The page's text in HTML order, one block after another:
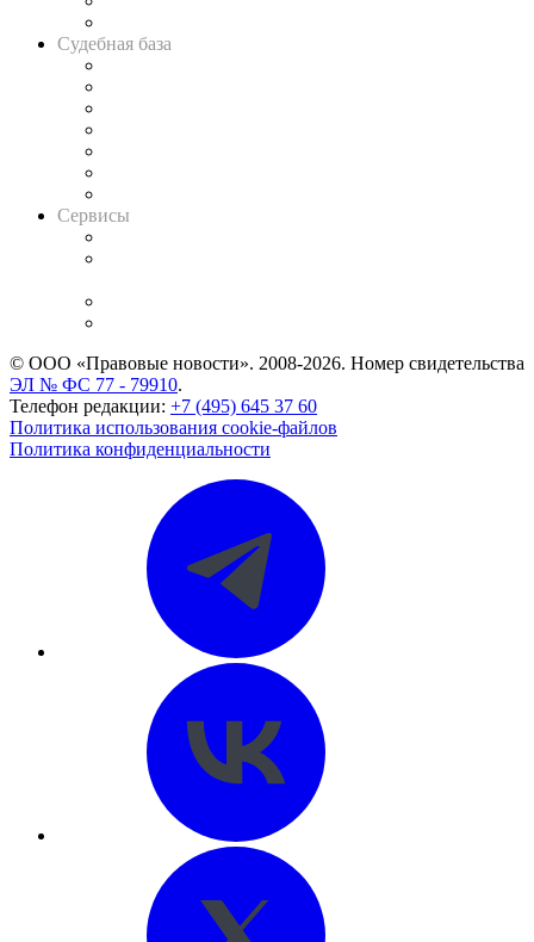
Судебная база
Сервисы
© ООО «Правовые новости». 2008-2026. Номер свидетельства
ЭЛ № ФС 77 - 79910.
Телефон редакции: +7 (495) 645 37 60
Политика использования cookie-файлов
Политика конфиденциальности